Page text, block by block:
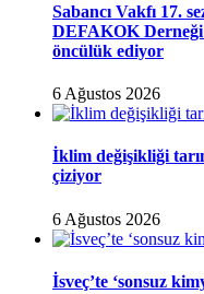
Sabancı Vakfı 17.
DEFAKOK Derneği
öncülük ediyor
6 Ağustos 2026
İklim değişikliği
çiziyor
6 Ağustos 2026
İsveç’te ‘sonsuz